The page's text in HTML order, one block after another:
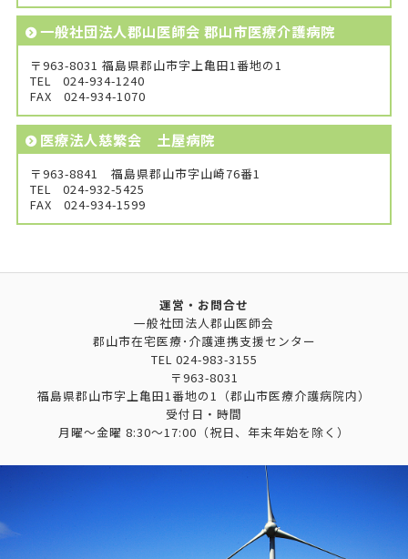
一般社団法人郡山医師会 郡山市医療介護病院
〒963-8031 福島県郡山市字上亀田1番地の1
TEL
024-934-1240
FAX
024-934-1070
医療法人慈繁会 土屋病院
〒963-8841 福島県郡山市字山崎76番1
TEL
024-932-5425
FAX
024-934-1599
運営・お問合せ
一般社団法人郡山医師会
郡山市在宅医療･介護連携支援センター
TEL 024-983-3155
〒963-8031
福島県郡山市字上亀田1番地の1（郡山市医療介護病院内）
受付日・時間
月曜～金曜 8:30～17:00（祝日、年末年始を除く）